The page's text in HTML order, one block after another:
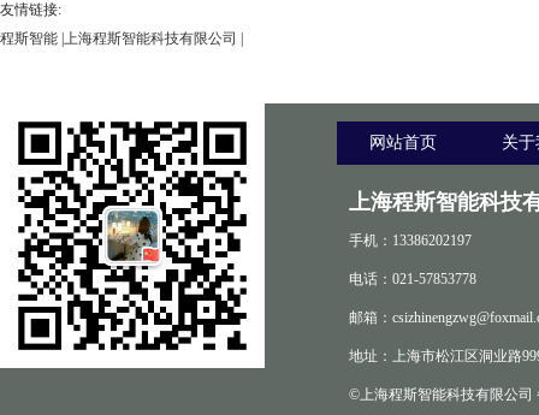
友情链接:
程斯智能 上海程斯智能科技有限公司
网站首页 关
上海程斯智能科技
手机：13386202197
电话：021-57853778
邮箱：
地址：上海市松江区洞业路
©上海程斯智能科技有限公司